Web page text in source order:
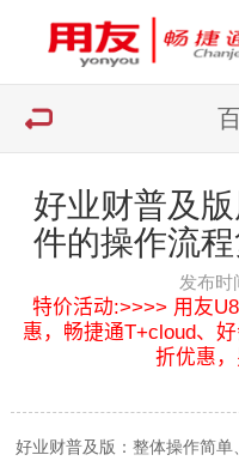
好业财普及
件的操作流
发布
特价活动:>>>> 用友
惠，畅捷通T+cloud、
折优惠，
好业财普及版：整体操作简